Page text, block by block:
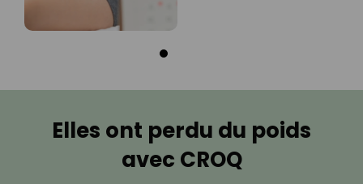
Elles ont perdu du poids
avec CROQ